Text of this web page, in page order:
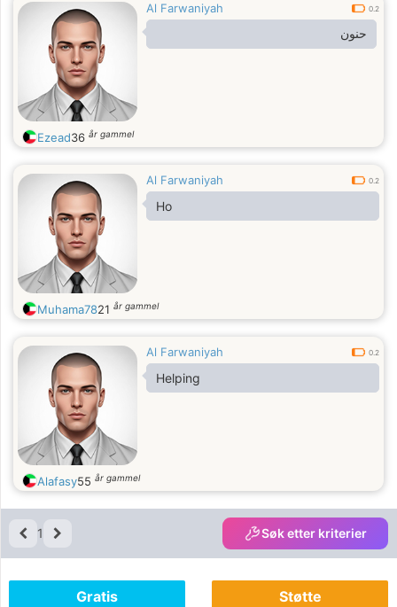
Al Farwaniyah 0.2
حنون
Ezead36 år gammel
Al Farwaniyah 0.2
Ho
Muhama7821 år gammel
Al Farwaniyah 0.2
Helping
Alafasy55 år gammel
1 Søk etter kriterier
Gratis Støtte